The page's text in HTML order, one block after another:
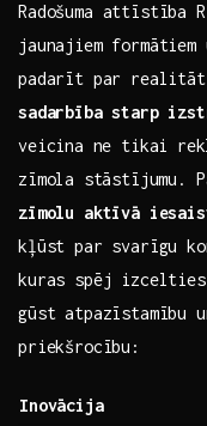
Radošuma attīstība
jaunajiem formātiem
padarīt par
sadarbība starp
veicina⁣ ne​ tikai
zīmola ⁣stāstījumu.
zīmolu aktīvā
kļūst‌ par svarīgu⁣
kuras‍ spēj izcelties‍
gūst atpazīstamību
priekšrocību: ‌ ⁢ ‌ ⁣
Inovācija